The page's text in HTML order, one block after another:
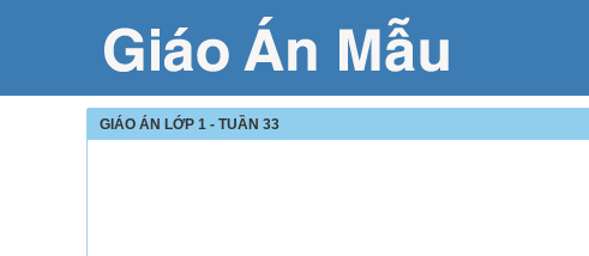
GIÁO ÁN LỚP 1 - TUẦN 33